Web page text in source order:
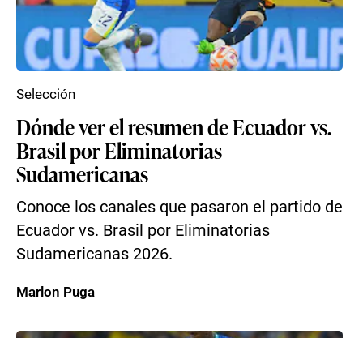
Dónde ver el resumen de Ecuador vs.
Brasil por Eliminatorias
Sudamericanas
Conoce los canales que pasaron el partido de
Ecuador vs. Brasil por Eliminatorias
Sudamericanas 2026.
Selección
Marlon Puga